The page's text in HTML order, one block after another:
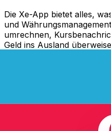
Die Xe-App bietet alles,
und
umrechnen,
Geld ins Ausland